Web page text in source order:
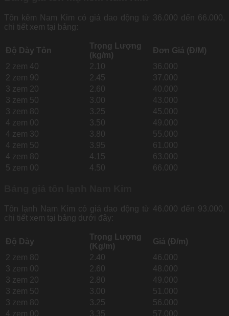
Tôn kẽm Nam Kim có giá dao động từ 36.000 đến 66.000,
chi tiết xem tại bảng:
Độ Dày Tôn
Trọng Lượng
(kg/m)
Đơn Giá (Đ/M)
2 zem 40
2.10
36.000
2 zem 90
2.45
37.000
3 zem 20
2.60
40.000
3 zem 50
3.00
43.000
3 zem 80
3.25
45.000
4 zem 00
3.50
49.000
4 zem 30
3.80
55.000
4 zem 50
3.95
61.000
4 zem 80
4.15
63.000
5 zem 00
4.50 66.000
Tôn lạnh Nam Kim có giá dao động từ 46.000 đến 93.000,
chi tiết xem tại bảng dưới đây:
Độ Dày
Trọng Lượng
(Kg/m)
Giá (Đ/m)
2 zem 80
2.40
46.000
3 zem 00
2.60
48.000
3 zem 20
2.80
49.000
3 zem 50
3.00
51.000
3 zem 80
3.25
56.000
4 zem 00
3.35
57.000